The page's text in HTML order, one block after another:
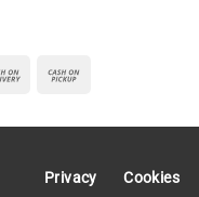
Cash
DeliveryPickup
Privacy Cookies